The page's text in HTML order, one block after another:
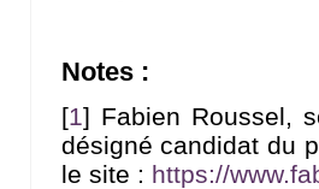
Notes :
[1] Fabien Roussel,
désigné candidat du
le site : https://